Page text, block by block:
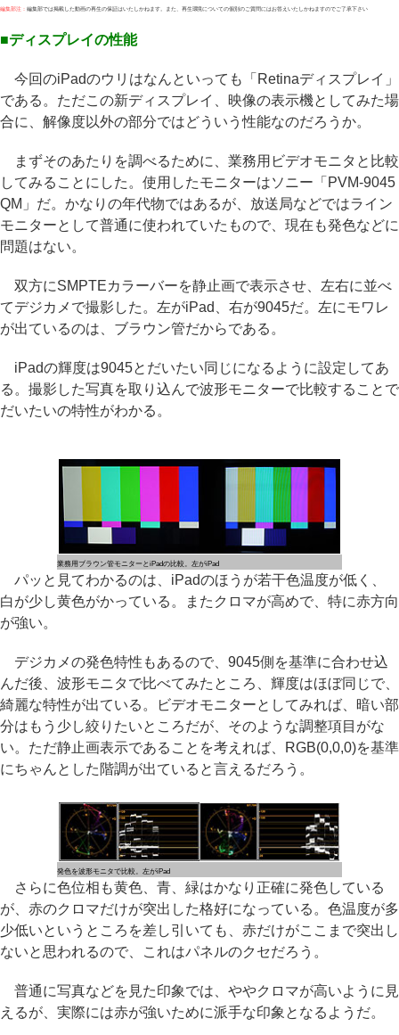
編集部注： 編集部では掲載した動画の再生の保証はいたしかねます。また、再生環境についての個別のご質問にはお答えいたしかねますのでご了承下さい
■ディスプレイの性能
今回のiPadのウリはなんといっても「Retinaディスプレイ」
である。ただこの新ディスプレイ、映像の表示機としてみた場
合に、解像度以外の部分ではどういう性能なのだろうか。
まずそのあたりを調べるために、業務用ビデオモニタと比較
してみることにした。使用したモニターはソニー「PVM-9045
QM」だ。かなりの年代物ではあるが、放送局などではライン
モニターとして普通に使われていたもので、現在も発色などに
問題はない。
双方にSMPTEカラーバーを静止画で表示させ、左右に並べ
てデジカメで撮影した。左がiPad、右が9045だ。左にモワレ
が出ているのは、ブラウン管だからである。
iPadの輝度は9045とだいたい同じになるように設定してあ
る。撮影した写真を取り込んで波形モニターで比較することで
だいたいの特性がわかる。
業務用ブラウン管モニターとiPadの比較。左がiPad
パッと見てわかるのは、iPadのほうが若干色温度が低く、
白が少し黄色がかっている。またクロマが高めで、特に赤方向
が強い。
デジカメの発色特性もあるので、9045側を基準に合わせ込
んだ後、波形モニタで比べてみたところ、輝度はほぼ同じで、
綺麗な特性が出ている。ビデオモニターとしてみれば、暗い部
分はもう少し絞りたいところだが、そのような調整項目がな
い。ただ静止画表示であることを考えれば、RGB(0,0,0)を基準
にちゃんとした階調が出ていると言えるだろう。
発色を波形モニタで比較。左がiPad
さらに色位相も黄色、青、緑はかなり正確に発色している
が、赤のクロマだけが突出した格好になっている。色温度が多
少低いというところを差し引いても、赤だけがここまで突出し
ないと思われるので、これはパネルのクセだろう。
普通に写真などを見た印象では、ややクロマが高いように見
えるが、実際には赤が強いために派手な印象となるようだ。